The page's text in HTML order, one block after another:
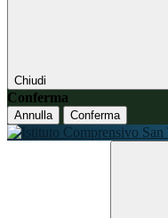
Chiudi
Conferma
Annulla Conferma